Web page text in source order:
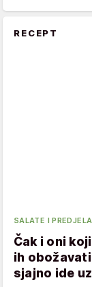
RECEPT
SALATE I PREDJELA
Čak i oni
ih
sjajno ide